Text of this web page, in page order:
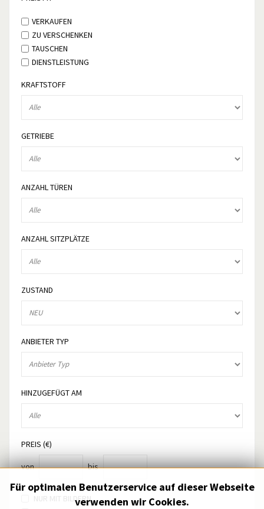
VERKAUFEN
ZU VERSCHENKEN
TAUSCHEN
DIENSTLEISTUNG
KRAFTSTOFF
GETRIEBE
ANZAHL TÜREN
ANZAHL SITZPLÄTZE
ZUSTAND
ANBIETER TYP
HINZUGEFÜGT AM
PREIS (€)
von bis
NUR MIT BILDERN
Für optimalen Benutzerservice auf dieser Webseite
verwenden wir Cookies.